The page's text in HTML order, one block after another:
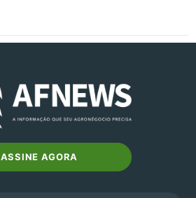
ASSINE AGORA